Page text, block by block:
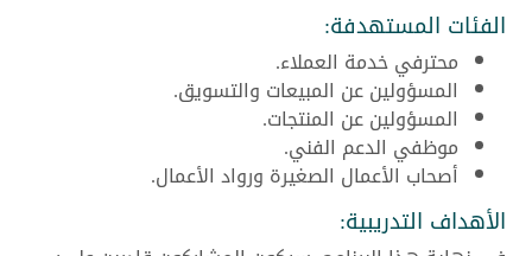
الفئات المستهدفة:
محترفي خدمة العملاء.
المسؤولين عن المبيعات والتسويق.
المسؤولين عن المنتجات.
موظفي الدعم الفني.
أصحاب الأعمال الصغيرة ورواد الأعمال.
الأهداف التدريبية: